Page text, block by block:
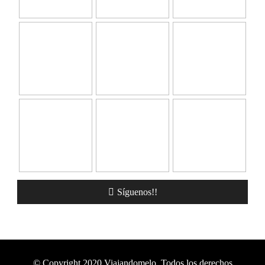
Síguenos!!
© Copyright 2020 Viajandomelo. Todos los derechos